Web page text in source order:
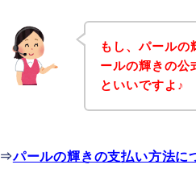
もし、パールの
ールの輝きの公
といいですよ♪
⇒パールの輝きの支払い方法に